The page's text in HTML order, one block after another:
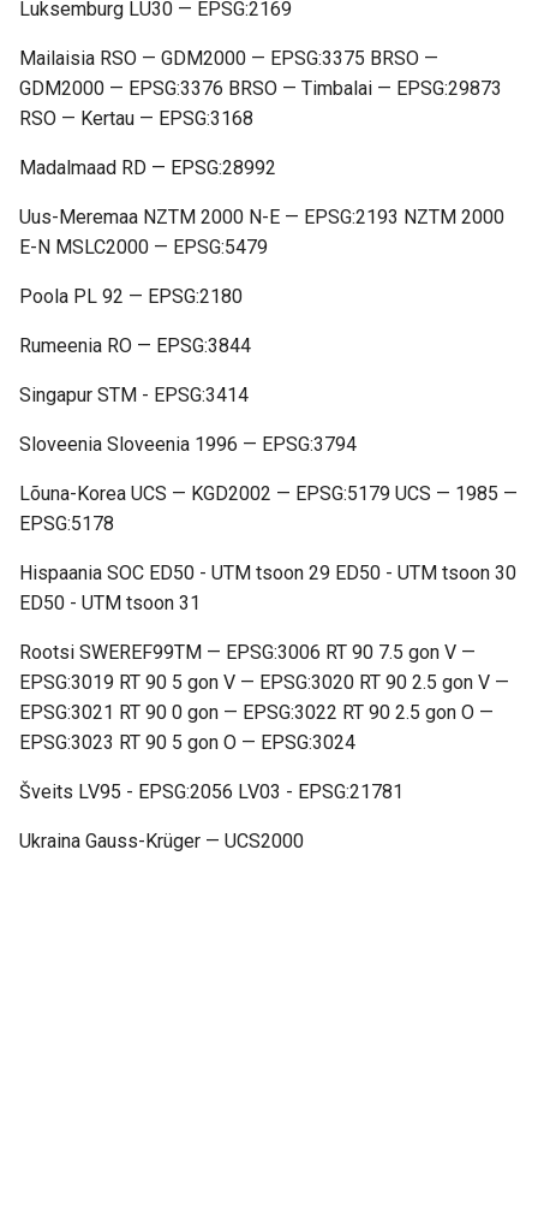
Luksemburg LU30 — EPSG:2169
Mailaisia RSO — GDM2000 — EPSG:3375 BRSO —
GDM2000 — EPSG:3376 BRSO — Timbalai — EPSG:29873
RSO — Kertau — EPSG:3168
Madalmaad RD — EPSG:28992
Uus-Meremaa NZTM 2000 N-E — EPSG:2193 NZTM 2000
E-N MSLC2000 — EPSG:5479
Poola PL 92 — EPSG:2180
Rumeenia RO — EPSG:3844
Singapur STM - EPSG:3414
Sloveenia Sloveenia 1996 — EPSG:3794
Lõuna-Korea UCS — KGD2002 — EPSG:5179 UCS — 1985 —
EPSG:5178
Hispaania SOC ED50 - UTM tsoon 29 ED50 - UTM tsoon 30
ED50 - UTM tsoon 31
Rootsi SWEREF99TM — EPSG:3006 RT 90 7.5 gon V —
EPSG:3019 RT 90 5 gon V — EPSG:3020 RT 90 2.5 gon V —
EPSG:3021 RT 90 0 gon — EPSG:3022 RT 90 2.5 gon O —
EPSG:3023 RT 90 5 gon O — EPSG:3024
Šveits LV95 - EPSG:2056 LV03 - EPSG:21781
Ukraina Gauss-Krüger — UCS2000